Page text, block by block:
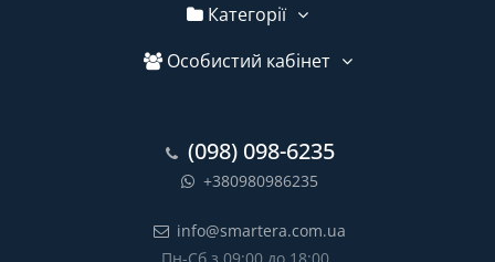
Категорії
Особистий кабінет
(098) 098-6235
+380980986235
info@smartera.com.ua
Пн-Сб з 09:00 до 18:00,